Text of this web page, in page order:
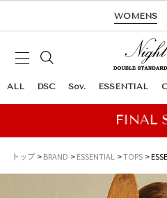
WOMENS
ALL DSC Sov. ESSENTIAL
トップ BRAND ESSENTIAL TOPS